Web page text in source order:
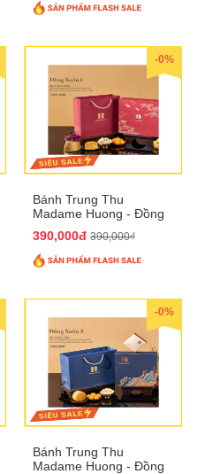
-0%
Bánh Trung Thu
Madame Huong - Đồng
390,000đ 390,000₫
-0%
Bánh Trung Thu
Madame Huong - Đồng